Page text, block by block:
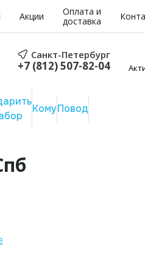
Акции
Оплата и
доставка
Санкт-Петербург
+7 (812) 507-82-04
КомуПовод